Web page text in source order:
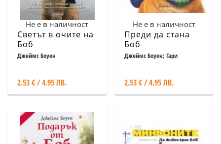
Не е в наличност
Светът в очите на
Боб
Джеймс Боуен
2.53 € / 4.95 ЛВ.
Не е в наличност
Преди да стана
Боб
Джеймс Боуен; Гари
2.53 € / 4.95 ЛВ.